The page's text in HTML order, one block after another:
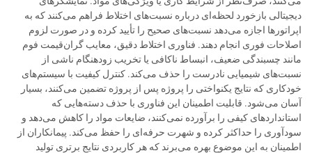
دیجیتالی بازخورد لحظه‌ای درباره نسبت‌های اختلاط فراهم می‌کنند که به
اپراتورها اجازه می‌دهد نسبت‌های صحیح را تأیید کرده و در صورت لزوم
اصلاحات فوری انجام دهند. فناوری اختلاط دقیق، معایب گران‌قیمت فوم
مانند چسبندگی ضعیف، انبساط ناکافی یا تخریب زودهنگام ناشی از
نسبت‌های شیمیایی نادرست را حذف می‌کند. کنترل کیفیت با سیستم‌های
خودکاری که نتایج یکنواختی را پروژه پس از پروژه تضمین می‌کنند، بسیار
آسان می‌شود. قابلیت اطمینان این فناوری با حذف دسته‌هایی که
استانداردهای کیفی را برآورده نمی‌کنند، ضایعات مواد را کاهش می‌دهد و
سودآوری را حداکثر کرده و شهرت حرفه‌ای را حفظ می‌کند. پیمانکاران از
اطمینان به این موضوع بهره می‌برند که هر کاربردی نتایج برتری تولید